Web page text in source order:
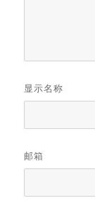
显示名称
邮箱